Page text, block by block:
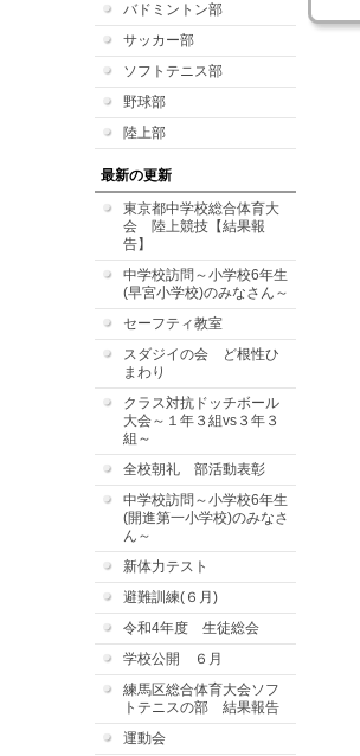
バドミントン部
サッカー部
ソフトテニス部
野球部
陸上部
最新の更新
東京都中学校総合体育大
会 陸上競技【結果報
告】
中学校訪問～小学校6年生
(早宮小学校)のみなさん～
セーフティ教室
スダジイの会 ど根性ひ
まわり
クラス対抗ドッチボール
大会～１年３組vs３年３
組～
全校朝礼 部活動表彰
中学校訪問～小学校6年生
(開進第一小学校)のみなさ
ん～
新体力テスト
避難訓練(６月)
令和4年度 生徒総会
学校公開 ６月
練馬区総合体育大会ソフ
トテニスの部 結果報告
運動会